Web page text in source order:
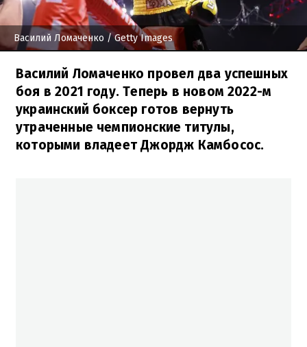
Василий Ломаченко / Getty Images
Василий Ломаченко провел два успешных
боя в 2021 году. Теперь в новом 2022-м
украинский боксер готов вернуть
утраченные чемпионские титулы,
которыми владеет Джордж Камбосос.